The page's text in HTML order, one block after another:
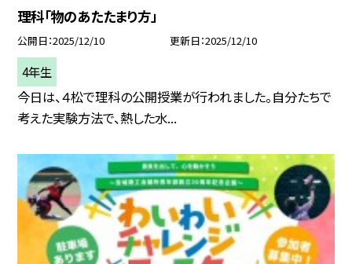
理科「物のあたたまり方」
公開日 2025/12/10 更新日 2025/12/10
4年生
今日は、４松で理科の公開授業が行われました。自分たちで
考えた実験方法で、熱した水...